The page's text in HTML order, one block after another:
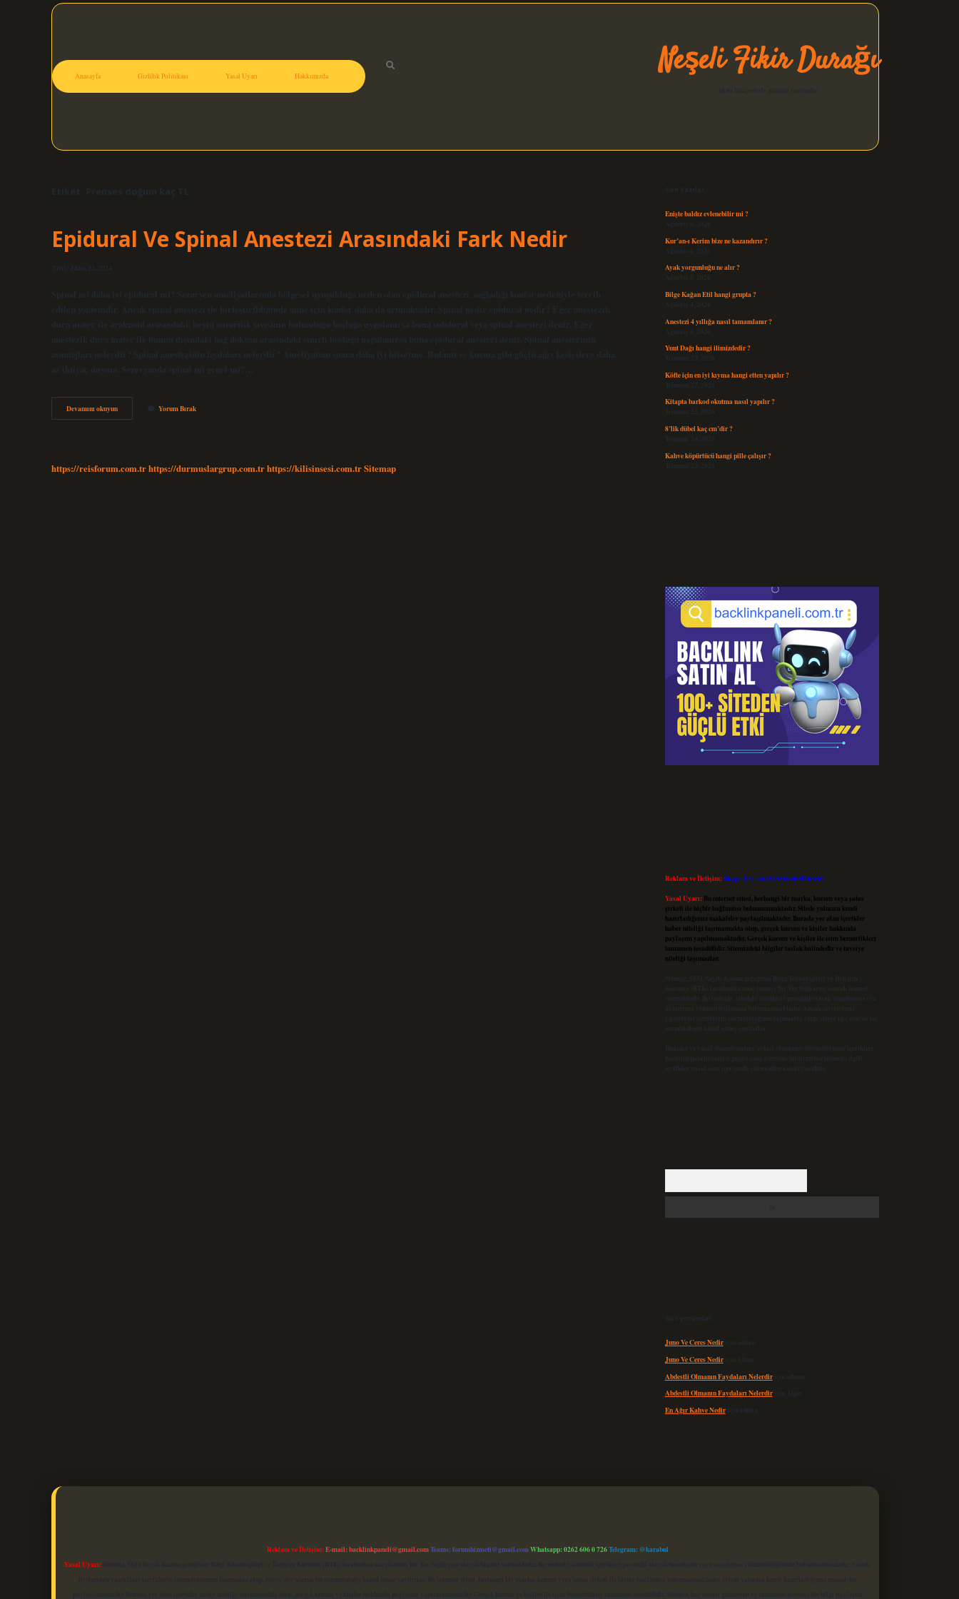
Anasayfa Gizlilik Politikası Yasal Uyarı Hakkımızda Neşeli Fikir Durağı
Etiket: Prenses doğum kaç TL
Epidural Ve Spinal Anestezi Arasındaki Fark Nedir
Tarih: Ekim 22, 2024
Spinal mi daha iyi epidural mi? Sezaryen ameliyatlarında bölgesel uyuşukluğa neden olan epidural anestezi, sağladığı konfor nedeniyle tercih
edilen yöntemdir. Ancak spinal anestezi ile birleştirildiğinde anne için konfor daha da artmaktadır. Spinal nedir epidural nedir? Eğer anestezik
dura mater ile araknoid arasındaki, beyin omurilik sıvısının bulunduğu boşluğa uygulanırsa buna subdural veya spinal anestezi denir. Eğer
anestezik dura mater ile bunun dışındaki bağ dokusu arasındaki sınırlı boşluğa uygulanırsa buna epidural anestezi denir. Spinal anestezinin
avantajları nelerdir? Spinal anestezinin faydaları nelerdir? Ameliyattan sonra daha iyi hissetme. Bulantı ve kusma gibi güçlü ağrı kesicilere daha
az ihtiyaç duyma. Sezeryanda spinal mi genel mi?…
Devamını okuyunEpidural
Ve
Nedir
Yorum Bırak
https://reisforum.com.trhttps://durmuslargrup.com.trhttps://kilisinsesi.com.trSitemap
Son Yazılar
Enişte baldız evlenebilir mi ?
Ağustos 6, 2026
Kur’an-ı Kerim bize ne kazandırır ?
Ağustos 6, 2026
Ayak yorgunluğu ne alır ?
Ağustos 5, 2026
Bilge Kağan Etil hangi grupta ?
Ağustos 4, 2026
Anestezi 4 yıllığa nasıl tamamlanır ?
Ağustos 4, 2026
Yunt Dağı hangi ilimizdedir ?
Temmuz 29, 2026
Köfte için en iyi kıyma hangi etten yapılır ?
Temmuz 27, 2026
Kitapta barkod okutma nasıl yapılır ?
Temmuz 25, 2026
8’lik dübel kaç cm’dir ?
Temmuz 24, 2026
Kahve köpürtücü hangi pille çalışır ?
Temmuz 23, 2026
Reklam ve İletişim:Skype: live:.cid.575569c608265c69
Yasal Uyarı: Bu internet sitesi, herhangi bir marka, kurum veya şahıs
şirketi ile hiçbir bağlantısı bulunmamaktadır. Sitede yalnızca kendi
hazırladığımız makaleler paylaşılmaktadır. Burada yer alan içerikler
haber niteliği taşımamakta olup, gerçek kurum ve kişiler hakkında
paylaşım yapılmamaktadır. Gerçek kurum ve kişiler ile isim benzerlikleri
tamamen tesadüfidir. Sitemizdeki bilgiler taslak halindedir ve tavsiye
niteliği taşımazlar.
Sitemiz, 5651 Sayılı Kanun gereğince Bilgi Teknolojileri ve İletişim
Kurumu (BTK) tarafından onaylanmış bir Yer Sağlayıcı olarak hizmet
vermektedir. Bu nedenle, sitedeki içerikleri proaktif olarak denetleme veya
araştırma yükümlülüğümüz bulunmamaktadır. Ancak, üyelerimiz
yazdıkları içeriklerin sorumluluğunu taşımakta olup, siteye üye olarak bu
sorumluluğu kabul etmiş sayılırlar.
Hukuka ve yasal düzenlemelere aykırı olduğunu düşündüğünüz içerikleri,
backlinkpanelicomtr@gmail.com adresine bildirmeniz halinde, ilgili
içerikler yasal süre içerisinde sitemizden kaldırılacaktır.
Son yorumlar
Juno Ve Ceres Nediriçin admin
Juno Ve Ceres Nediriçin Altan
Abdestli Olmanın Faydaları Nelerdiriçin admin
Abdestli Olmanın Faydaları Nelerdiriçin Alper
En Ağır Kahve Nediriçin admin
Reklam ve İletişim:E-mail:backlinkpaneli@gmail.comTeams:forumhizmeti@gmail.comWhatsapp: 0262 606 0 726Telegram: @karabul
Yasal Uyarı:Sitemiz, 5651 Sayılı Kanun gereğince Bilgi Teknolojileri ve İletişim Kurumu (BTK) tarafından onaylanmış bir Yer Sağlayıcı olarak hizmet vermektedir. Bu nedenle, sitedeki içerikleri proaktif olarak denetleme veya araştırma yükümlülüğümüz bulunmamaktadır. Ancak,